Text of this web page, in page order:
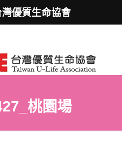
桃園場
優質生命協會